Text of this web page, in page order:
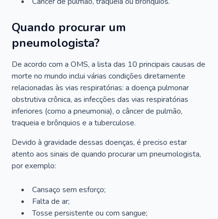
Quando procurar um
pneumologista?
De acordo com a OMS, a lista das 10 principais causas de
morte no mundo inclui várias condições diretamente
relacionadas às vias respiratórias: a doença pulmonar
obstrutiva crônica, as infecções das vias respiratórias
inferiores (como a pneumonia), o câncer de pulmão,
traqueia e brônquios e a tuberculose.
Devido à gravidade dessas doenças, é preciso estar
atento aos sinais de quando procurar um pneumologista,
por exemplo:
Cansaço sem esforço;
Falta de ar;
Tosse persistente ou com sangue;